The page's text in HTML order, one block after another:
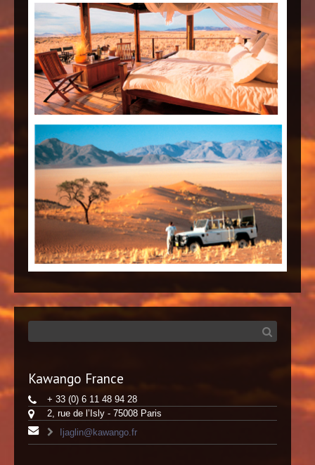
Kawango France
+ 33 (0) 6 11 48 94 28
2, rue de l’Isly - 75008 Paris
Ijaglin@kawango.fr